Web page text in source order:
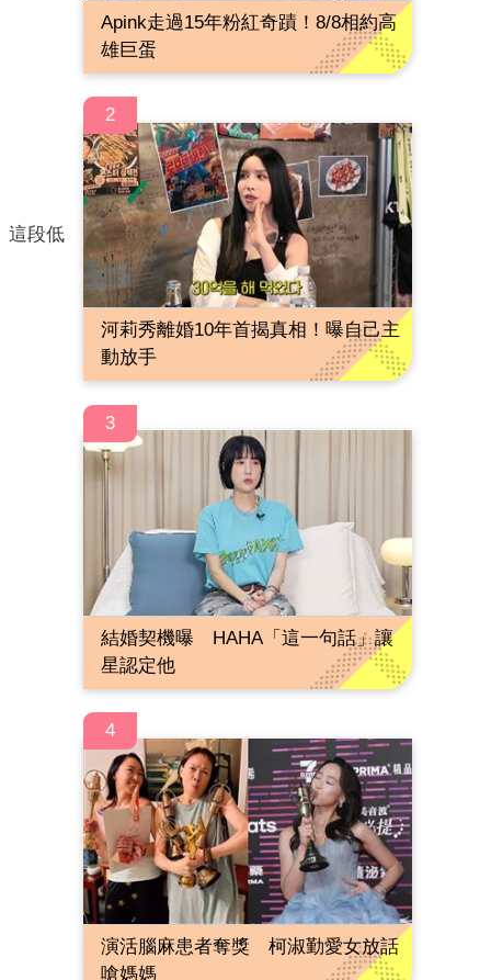
這段低
Apink走過15年粉紅奇蹟！8/8相約高
雄巨蛋
2
河莉秀離婚10年首揭真相！曝自己主
動放手
3
結婚契機曝 HAHA「這一句話」讓
星認定他
4
演活腦麻患者奪獎 柯淑勤愛女放話
嗆媽媽